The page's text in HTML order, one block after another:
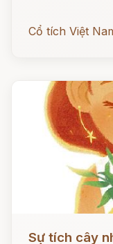
Cổ tích Việt
Sự tích cây